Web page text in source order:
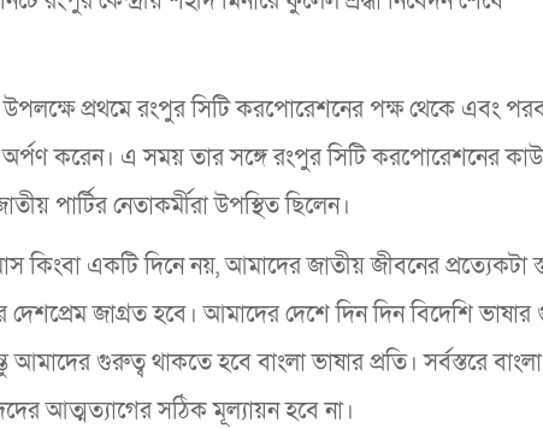
প্রথমে রংপুর সিটি করপোরেশনের পক্ষ থেকে এবং
অর্পণ করেন। এ সময় তার সঙ্গে রংপুর সিটি করপোরেশনের
পার্টির নেতাকর্মীরা উপস্থিত ছিলেন।
কিংবা একটি দিনে নয়, আমাদের জাতীয় জীবনের প্রত্যেকটা
জাগ্রত হবে। আমাদের দেশে দিন দিন বিদেশি ভাষার
গুরুত্ব থাকতে হবে বাংলা ভাষার প্রতি। সর্বস্তরে
আত্মত্যাগের সঠিক মূল্যায়ন হবে না।